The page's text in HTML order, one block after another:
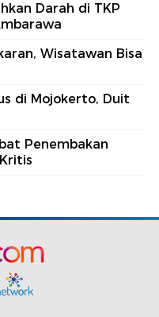
Darah di TKP
Wisatawan Bisa
di Mojokerto, Duit
Penembakan